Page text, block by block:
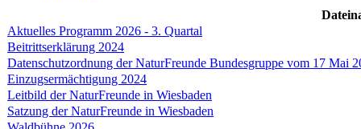
Aktuelles Programm 2026 - 3. Quartal
Beitrittserklärung 2024
Datenschutzordnung der NaturFreunde Bundesgruppe vom 17 Mai
Einzugsermächtigung 2024
Leitbild der NaturFreunde in Wiesbaden
Satzung der NaturFreunde in Wiesbaden